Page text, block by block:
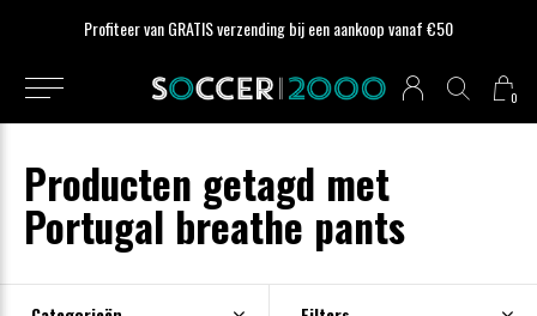
0
Profiteer van GRATIS verzending bij een aankoop vanaf €50
Producten getagd met
Portugal breathe pants